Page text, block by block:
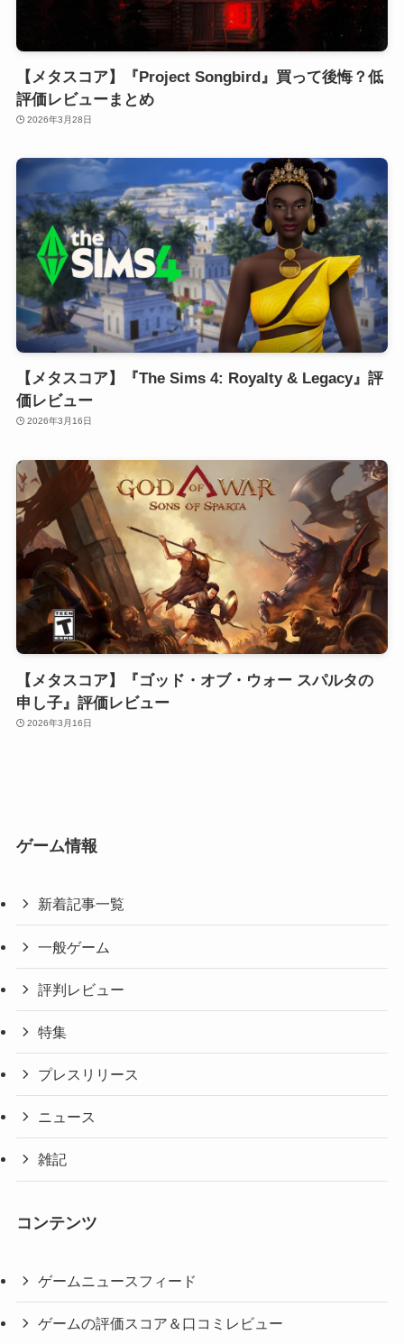
【メタスコア】『Project Songbird』買って後悔？低
評価レビューまとめ
2026年3月28日
【メタスコア】『The Sims 4: Royalty & Legacy』評
価レビュー
2026年3月16日
【メタスコア】『ゴッド・オブ・ウォー スパルタの
申し子』評価レビュー
2026年3月16日
ゲーム情報
新着記事一覧
一般ゲーム
評判レビュー
特集
プレスリリース
ニュース
雑記
コンテンツ
ゲームニュースフィード
ゲームの評価スコア＆口コミレビュー